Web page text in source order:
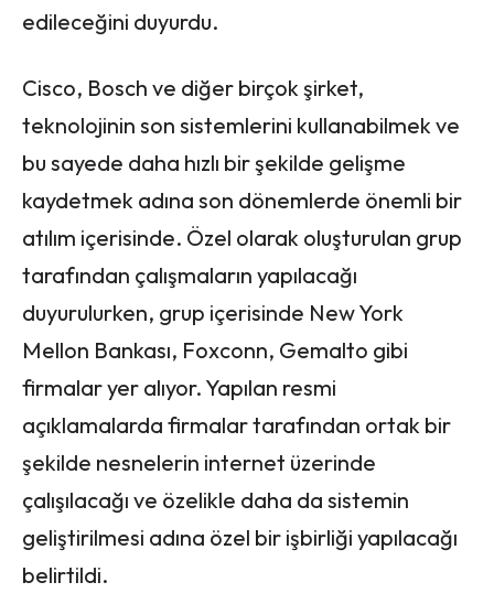
edileceğini duyurdu.
Cisco, Bosch ve diğer birçok şirket,
teknolojinin son sistemlerini kullanabilmek ve
bu sayede daha hızlı bir şekilde gelişme
kaydetmek adına son dönemlerde önemli bir
atılım içerisinde. Özel olarak oluşturulan grup
tarafından çalışmaların yapılacağı
duyurulurken, grup içerisinde New York
Mellon Bankası, Foxconn, Gemalto gibi
firmalar yer alıyor. Yapılan resmi
açıklamalarda firmalar tarafından ortak bir
şekilde nesnelerin internet üzerinde
çalışılacağı ve özelikle daha da sistemin
geliştirilmesi adına özel bir işbirliği yapılacağı
belirtildi.